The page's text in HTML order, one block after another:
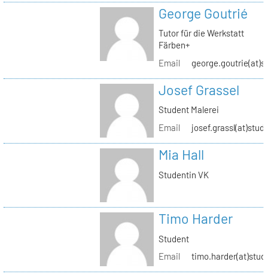
George Goutrié
Tutor für die Werkstatt
Färben+
Email
Josef Grassel
Student Malerei
Email
Mia Hall
Studentin VK
Timo Harder
Student
Email